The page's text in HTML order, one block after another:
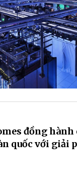
đồng hành
quốc với giải